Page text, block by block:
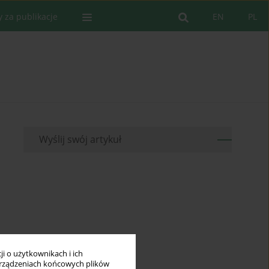
o użytkownikach i ich
końcowych plików
PL
EN
za publikacje
Wyślij swój artykuł